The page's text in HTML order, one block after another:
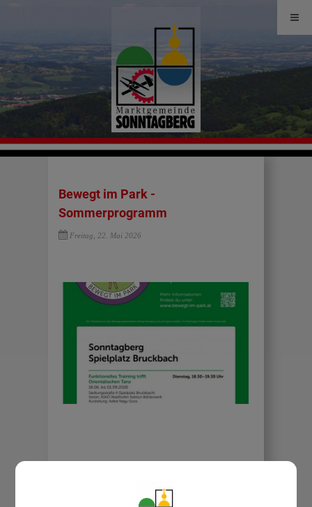
Bewegt im Park -
Sommerprogramm
Freitag, 22. Mai 2026